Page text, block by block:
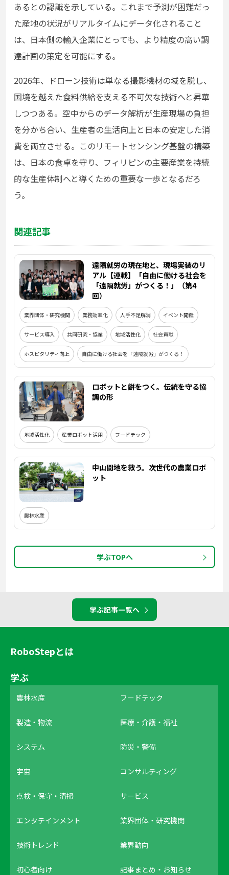
あるとの認識を示している。これまで予測が困難だっ
た産地の状況がリアルタイムにデータ化されること
は、日本側の輸入企業にとっても、より精度の高い調
達計画の策定を可能にする。
2026年、ドローン技術は単なる撮影機材の域を脱し、
国境を越えた食料供給を支える不可欠な技術へと昇華
しつつある。空中からのデータ解析が生産現場の負担
を分かち合い、生産者の生活向上と日本の安定した消
費を両立させる。このリモートセンシング基盤の構築
は、日本の食卓を守り、フィリピンの主要産業を持続
的な生産体制へと導くための重要な一歩となるだろ
う。
関連記事
遠隔就労の現在地と、現場実装のリ
アル【連載】「自由に働ける社会を
「遠隔就労」がつくる！」（第4
回）
業界団体・研究機関 業務効率化 人手不足解消 イベント開催
サービス導入 共同研究・協業 地域活性化 社会貢献
ホスピタリティ向上 自由に働ける社会を「遠隔就労」がつくる！
ロボットと餅をつく。伝統を守る協
調の形
地域活性化 産業ロボット活用 フードテック
中山間地を救う。次世代の農業ロボ
ット
農林水産
学ぶTOPへ
学ぶ記事一覧へ
RoboStepとは
学ぶ
農林水産 フードテック
製造・物流 医療・介護・福祉
システム 防災・警備
宇宙 コンサルティング
点検・保守・清掃 サービス
エンタテインメント 業界団体・研究機関
技術トレンド 業界動向
初心者向け 記事まとめ・お知らせ